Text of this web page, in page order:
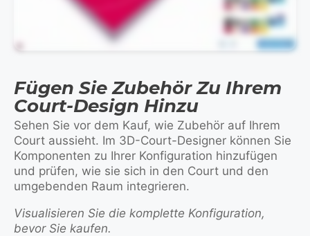
Fügen Sie Zubehör Zu Ihrem
Court-Design Hinzu
Sehen Sie vor dem Kauf, wie Zubehör auf Ihrem
Court aussieht. Im 3D-Court-Designer können Sie
Komponenten zu Ihrer Konfiguration hinzufügen
und prüfen, wie sie sich in den Court und den
umgebenden Raum integrieren.
Visualisieren Sie die komplette Konfiguration,
bevor Sie kaufen.